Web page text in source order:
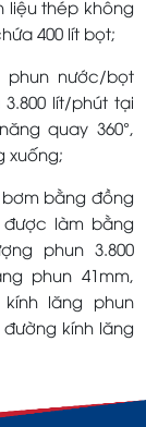
liệu thép không
400 lít bọt;
nước/bọt
lít/phút tại
quay 360°,
xuống;
bằng đồng
làm bằng
phun 3.800
phun 41mm,
lăng phun
kính lăng